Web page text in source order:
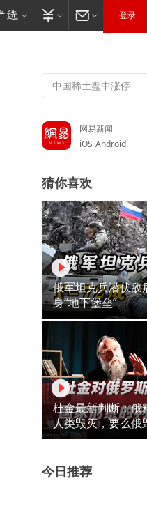
登录
网易新闻
iOS Android
猜你喜欢
俄军坦克兵潜伏敌
身“地下堡垒”
杜金最新判断：俄
人类毁灭，要么俄
今日推荐